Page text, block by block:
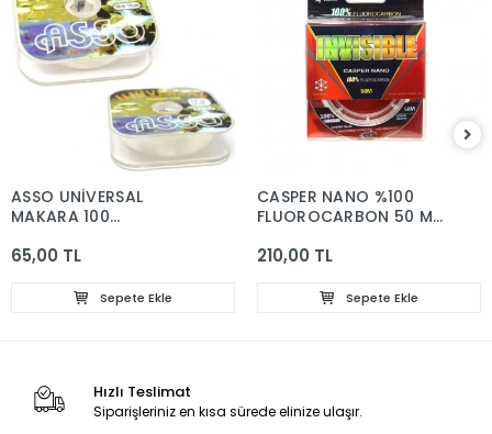
ASSO UNİVERSAL
MAKARA 100
65,00 TL
Sepete Ekle
CASPER NANO %100
FLUOROCARBON 50 MT
210,00 TL
Sepete Ekle
Hızlı Teslimat
Siparişleriniz en kısa sürede elinize ulaşır.